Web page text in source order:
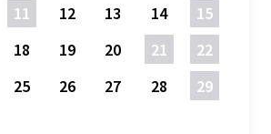
11 12 13 14
15
18 19 20 21
22
25 26 27 28
29